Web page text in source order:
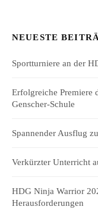
NEUESTE
Sportturniere an der
Erfolgreiche Premiere
Genscher-Schule
Spannender Ausflug
Verkürzter Unterricht
HDG Ninja Warrior
Herausforderungen